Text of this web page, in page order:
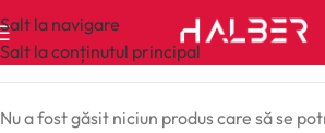
Salt la navigare
Salt la conținutul principal
Nu a fost găsit niciun produs care să se